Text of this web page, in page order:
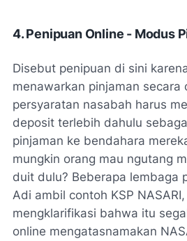
4. Penipuan Online - Modus
Disebut penipuan di sini
menawarkan pinjaman secara
persyaratan nasabah harus
deposit terlebih dahulu
pinjaman ke bendahara
mungkin orang mau ngutang
duit dulu? Beberapa lembaga
Adi ambil contoh KSP
mengklarifikasi bahwa itu
online mengatasnamakan